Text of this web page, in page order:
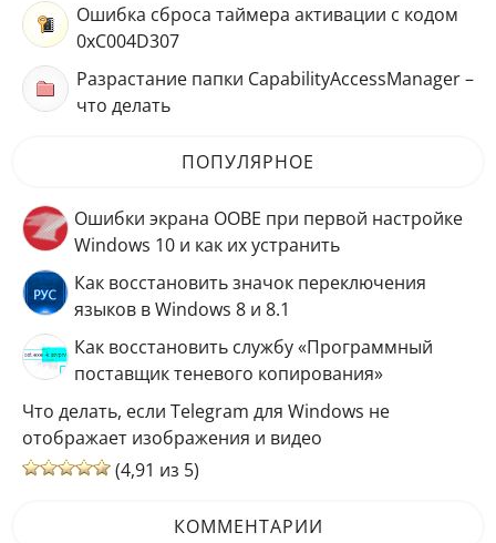
Ошибка сброса таймера активации с кодом
0xC004D307
Разрастание папки CapabilityAccessManager –
что делать
ПОПУЛЯРНОЕ
Ошибки экрана OOBE при первой настройке
Windows 10 и как их устранить
Как восстановить значок переключения
языков в Windows 8 и 8.1
Как восстановить службу «Программный
поставщик теневого копирования»
Что делать, если Telegram для Windows не
отображает изображения и видео
(4,91 из 5)
КОММЕНТАРИИ